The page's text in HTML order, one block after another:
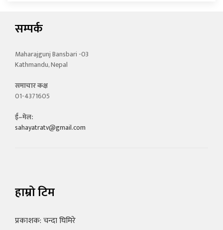
सम्पर्क
Maharajgunj Bansbari -03
Kathmandu, Nepal
समाचार कक्ष
01-4371605
ई–मेल:
sahayatratv@gmail.com
हाम्रो टिम
प्रकाशक: चन्दा घिमिरे